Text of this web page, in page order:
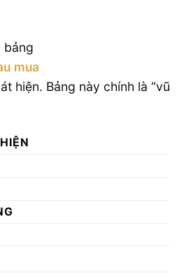
bảng
mua
hiện. Bảng này chính là “vũ